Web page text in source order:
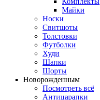
Майки
Носки
Свитшоты
Толстовки
Футболки
Худи
Шапки
Шорты
Новорожденным
Посмотреть всё
Антицарапки